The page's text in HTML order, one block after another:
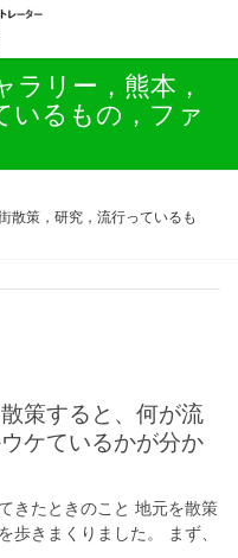
ラリー，熊本，
いるもの，ファ
散策，研究，流行っているも
ケているかが分か
きたときのこと 地元を散策
歩きまくりました。 まず、